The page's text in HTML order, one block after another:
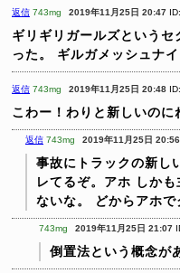
返信 743mg 2019年11月25日 20:47
ギリギリガールズというセ
った。
ギルガメッシュナイ
返信 743mg 2019年11月25日 20:48
こわー！わりと新しいのに
返信 743mg 2019年11月25日 20:56
事故にトラックの新し
レてるぞ。アホ しか
ないな。
どからアホ
743mg 2019年11月25日 21:07
倒置法という概念が